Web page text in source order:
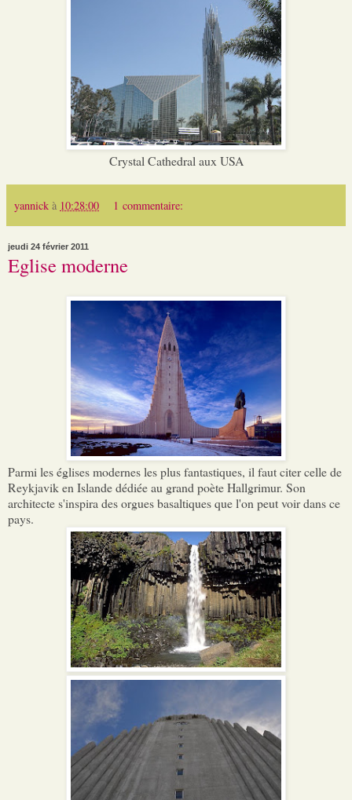
Crystal Cathedral aux USA
yannick à 10:28:00 1 commentaire:
jeudi 24 février 2011
Eglise moderne
Parmi les églises modernes les plus fantastiques, il faut citer celle de
Reykjavik en Islande dédiée au grand poète Hallgrimur. Son
architecte s'inspira des orgues basaltiques que l'on peut voir dans ce
pays.